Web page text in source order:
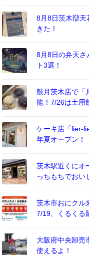
8月8日茨木辯天
きた！
8月8日の弁天さ
ト3選！
鼓月茨木店で「
能！7/26は土用
ケーキ店「lier-
年夏オープン！
茨木駅近くにオ
っちもちでおい
茨木市おにクル
7/19、くるくる
大阪府中央卸売
使えるよ！